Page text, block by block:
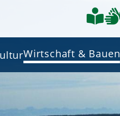
Wirtschaft & Bauen